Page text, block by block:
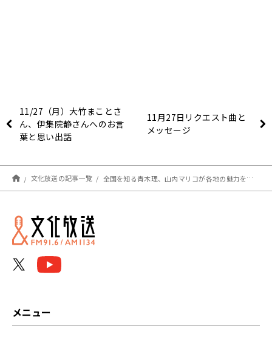
11/27（月）大竹まことさ
ん、伊集院静さんへのお言
葉と思い出話
11月27日リクエスト曲と
メッセージ
文化放送の記事一覧 全国を知る青木理、山内マリコが各地の魅力を解説！
メニュー